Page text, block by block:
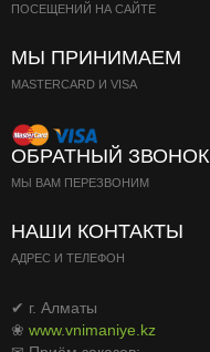
ПОСЕЩЕНИЙ НА САЙТЕ
МЫ ПРИНИМАЕМ
MASTERCARD И VISA
ОБРАТНЫЙ ЗВОНОК
МЫ ВАМ ПЕРЕЗВОНИМ
НАШИ КОНТАКТЫ
АДРЕС И ТЕЛЕФОН
✔ г. Алматы
❀ www.vnimaniye.kz